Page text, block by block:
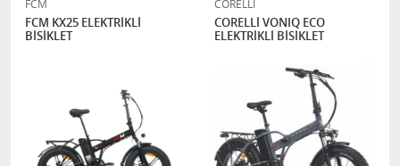
FCM
FCM KX25 ELEKTRİKLİ
BİSİKLET
CORELLİ
CORELLİ VONIQ ECO
ELEKTRİKLİ BİSİKLET